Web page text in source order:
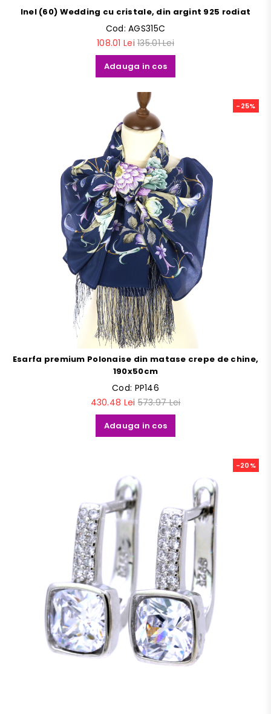
Inel (60) Wedding cu cristale, din argint 925 rodiat
Cod:AGS315C
108.01 Lei135.01 Lei
Adauga in cos
-25%
Esarfa premium Polonaise din matase crepe de chine,
190x50cm
Cod: PP146
430.48 Lei573.97 Lei
Adauga in cos
-20%